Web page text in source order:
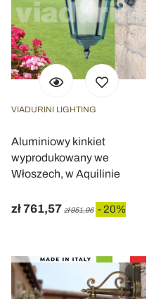
VIADURINI LIGHTING
Aluminiowy kinkiet
wyprodukowany we
Włoszech, w Aquilinie
zł 761,57 zł 951,96 - 20%